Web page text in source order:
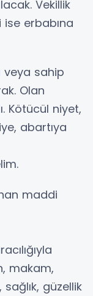
Vekillik
erbabına
veya sahip
Olan
Kötücül niyet,
abartıya
maddi
makam,
güzellik